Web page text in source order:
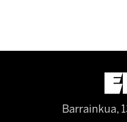
Barrainkua,